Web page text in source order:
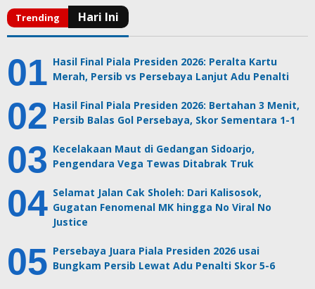
Hasil Final Piala Presiden 2026: Peralta Kartu
Merah, Persib vs Persebaya Lanjut Adu Penalti
Hasil Final Piala Presiden 2026: Bertahan 3 Menit,
Persib Balas Gol Persebaya, Skor Sementara 1-1
Kecelakaan Maut di Gedangan Sidoarjo,
Pengendara Vega Tewas Ditabrak Truk
Selamat Jalan Cak Sholeh: Dari Kalisosok,
Gugatan Fenomenal MK hingga No Viral No
Justice
Persebaya Juara Piala Presiden 2026 usai
Bungkam Persib Lewat Adu Penalti Skor 5-6